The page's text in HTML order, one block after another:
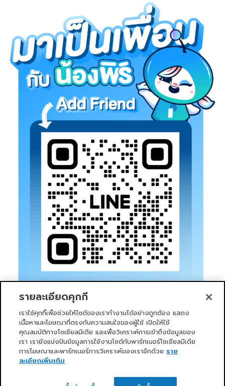
หน้าแรก บริการของเรา ข่าวสารและกิจกรรม PRIMO CLUB
เกี่ยวกับเรา นักลงทุนสัมพันธ์
Copyright 2026 © Primo Service Solution Company
รายละเอียดคุกกี้
เราใช้คุกกี้เพื่อช่วยให้ไซต์ของเราทำงานได้อย่างถูกต้อง แสดง
เนื้อหาและโฆษณาที่ตรงกับความสนใจของผู้ใช้ เปิดให้ใช้
คุณสมบัติทางโซเชียลมีเดีย และเพื่อวิเคราะห์การเข้าถึงข้อมูลของ
เรา เรายังแบ่งปันข้อมูลการใช้งานไซต์กับพาร์ทเนอร์โซเชียลมีเดีย
การโฆษณาและพาร์ทเนอร์การวิเคราะห์ของเราอีกด้วย ราย
ละเอียดเพิ่มเติม
ติดต่อเรา